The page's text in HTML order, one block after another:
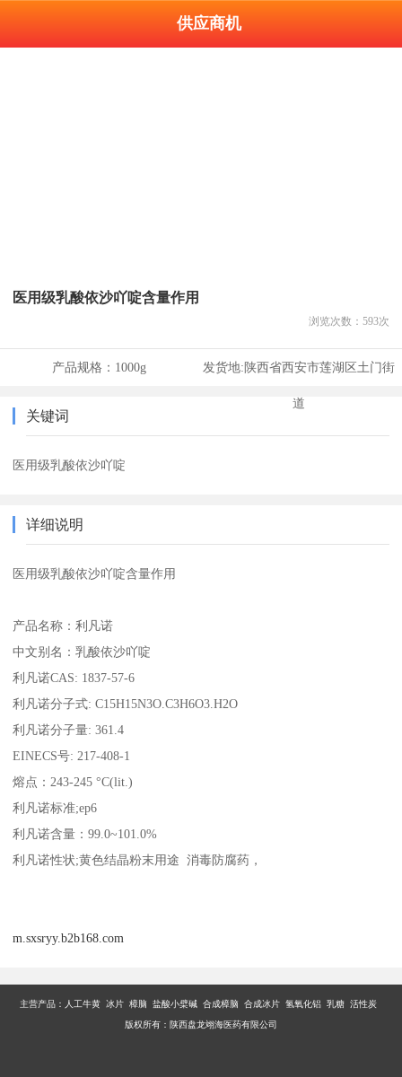
供应商机
医用级乳酸依沙吖啶含量作用
浏览次数： 593次
产品规格： 1000g 发货地:陕西省西安市莲湖区土门街
道
关键词
医用级乳酸依沙吖啶
详细说明
医用级乳酸依沙吖啶含量作用
产品名称：利凡诺
中文别名：乳酸依沙吖啶
利凡诺CAS: 1837-57-6
利凡诺分子式: C15H15N3O.C3H6O3.H2O
利凡诺分子量: 361.4
EINECS号: 217-408-1
熔点： 243-245°C(lit.)
利凡诺标准;ep6
利凡诺含量：99.0~101.0%
利凡诺性状;黄色结晶粉末用途 消毒防腐药，
m.sxsryy.b2b168.com
主营产品： 人工牛黄 冰片 樟脑 盐酸小檗碱 合成樟脑 合成冰片 氢氧化铝 乳糖 活性炭
版权所有：陕西盘龙翊海医药有限公司